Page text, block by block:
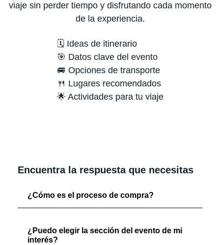
viaje sin perder tiempo y disfrutando cada momento
de la experiencia.
🗓️ Ideas de itinerario
🎯 Datos clave del evento
🚐 Opciones de transporte
🍴 Lugares recomendados
🌟 Actividades para tu viaje
Encuentra la respuesta que necesitas
¿Cómo es el proceso de compra?
¿Puedo elegir la sección del evento de mi
interés?